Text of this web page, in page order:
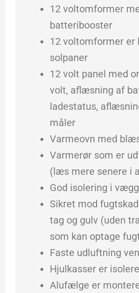
12 voltomformer
batteribooster
12 voltomformer er
solpaner
12 volt panel med
volt, aflæsning af
ladestatus,
måler
Varmeovn med
Varmerør som er
(læs mere senere i
God isolering i
Sikret mod
tag og gulv (uden
som kan optage
Faste udluftning
Hjulkasser er
Alufælge er